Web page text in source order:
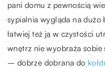
pani domu z pewnością
sypialnia wygląda na dużo
łatwiej też ją w czystości
wnętrz nie wyobraża
– dobrze dobrana do